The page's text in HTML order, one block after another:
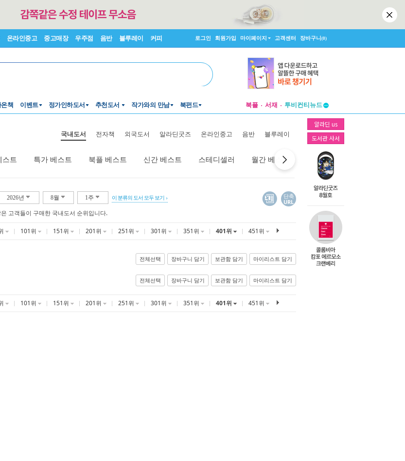
온라인중고 중고매장 우주점 음반 블루레이 커피 로그인 회원가입 마이페이지 고객센터 장바구니(0)
책 이벤트 정가인하도서 추천도서 작가와의 만남 북펀드 북플 서재
투비컨티뉴드
창작플랫폼
투비컨티뉴드
알라딘 us
도서관 사서
국내도서 전자책 외국도서 알라딘굿즈 온라인중고 음반 블루레이
스트 특가 베스트 북플 베스트 신간 베스트 스테디셀러 월간 베스트 역대 베스트
2026년 8월 1주 이 분류의 도서 모두 보기
단축
URL
고객들이 구매한 국내도서 순위입니다.
101위 151위 201위 251위 301위 351위 401위 451위
전체선택 장바구니 담기 보관함 담기 마이리스트 담기
전체선택 장바구니 담기 보관함 담기 마이리스트 담기
101위 151위 201위 251위 301위 351위 401위 451위